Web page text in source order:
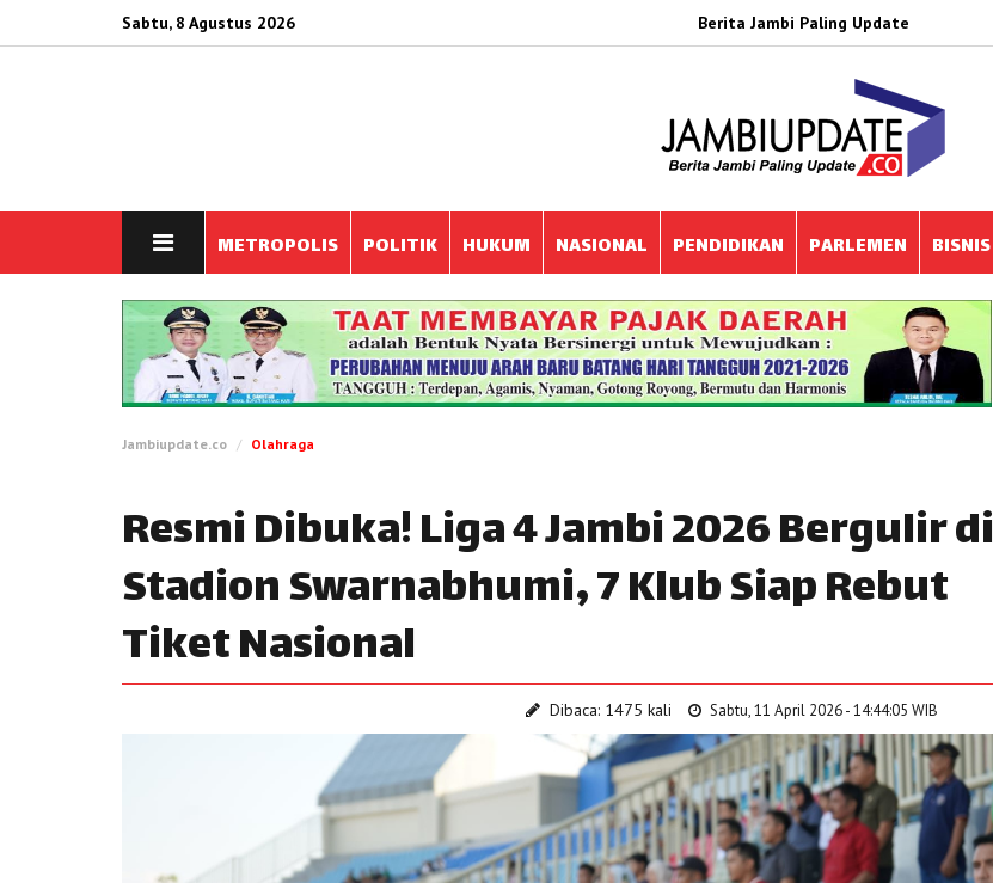
Sabtu, 8 Agustus 2026 Berita Jambi Paling Update
METROPOLIS POLITIK HUKUM NASIONAL PENDIDIKAN PARLEMEN BISNIS
Jambiupdate.co Olahraga
Resmi Dibuka! Liga 4 Jambi 2026 Bergulir di
Stadion Swarnabhumi, 7 Klub Siap Rebut
Tiket Nasional
Dibaca: 1475 kali Sabtu, 11 April 2026 - 14:44:05 WIB